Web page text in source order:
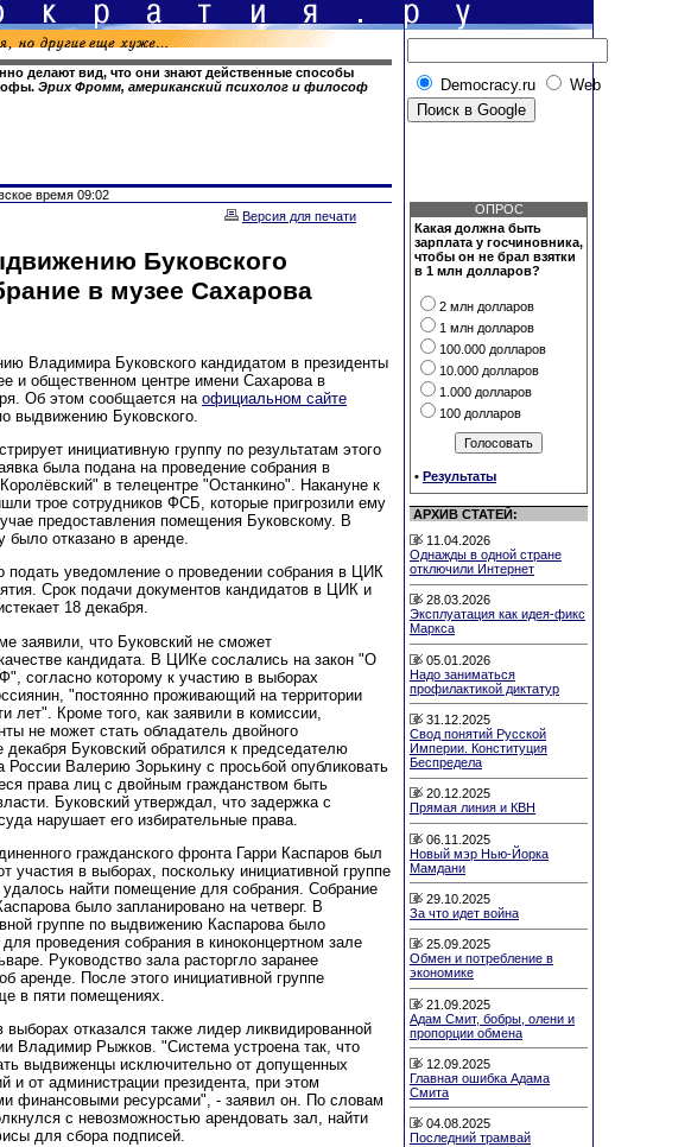
делают вид, что они знают действенные способы
Эрих Фромм, американский психолог и философ Democracy.ru Web
время 09:02
Версия для печати
Буковского
в музее Сахарова
Владимира Буковского кандидатом в президенты
и общественном центре имени Сахарова в
Об этом сообщается на официальном сайте
выдвижению Буковского.
инициативную группу по результатам этого
была подана на проведение собрания в
в телецентре "Останкино". Накануне к
трое сотрудников ФСБ, которые пригрозили ему
предоставления помещения Буковскому. В
было отказано в аренде.
подать уведомление о проведении собрания в ЦИК
Срок подачи документов кандидатов в ЦИК и
18 декабря.
заявили, что Буковский не сможет
кандидата. В ЦИКе сослались на закон "О
согласно которому к участию в выборах
"постоянно проживающий на территории
лет". Кроме того, как заявили в комиссии,
не может стать обладатель двойного
декабря Буковский обратился к председателю
России Валерию Зорькину с просьбой опубликовать
права лиц с двойным гражданством быть
Буковский утверждал, что задержка с
нарушает его избирательные права.
гражданского фронта Гарри Каспаров был
участия в выборах, поскольку инициативной группе
найти помещение для собрания. Собрание
было запланировано на четверг. В
группе по выдвижению Каспарова было
проведения собрания в киноконцертном зале
Руководство зала расторгло заранее
аренде. После этого инициативной группе
в пяти помещениях.
выборах отказался также лидер ликвидированной
Владимир Рыжков. "Система устроена так, что
выдвиженцы исключительно от допущенных
и от администрации президента, при этом
финансовыми ресурсами", - заявил он. По словам
с невозможностью арендовать зал, найти
для сбора подписей.
ОПРОС
Какая должна быть
зарплата у госчиновника,
чтобы он не брал взятки
в 1 млн долларов?
2 млн долларов
1 млн долларов
100.000 долларов
10.000 долларов
1.000 долларов
100 долларов
• Результаты
АРХИВ СТАТЕЙ:
11.04.2026
Однажды в одной стране
отключили Интернет
28.03.2026
Эксплуатация как идея-фикс
Маркса
05.01.2026
Надо заниматься
профилактикой диктатур
31.12.2025
Свод понятий Русской
Империи. Конституция
Беспредела
20.12.2025
Прямая линия и КВН
06.11.2025
Новый мэр Нью-Йорка
Мамдани
29.10.2025
За что идет война
25.09.2025
Обмен и потребление в
экономике
21.09.2025
Адам Смит, бобры, олени и
пропорции обмена
12.09.2025
Главная ошибка Адама
Смита
04.08.2025
Последний трамвай